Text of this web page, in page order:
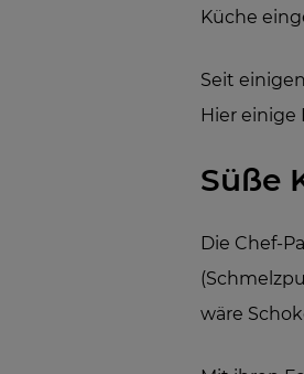
Küche
Seit
Hier einige
Süße
Die Chef-
wäre